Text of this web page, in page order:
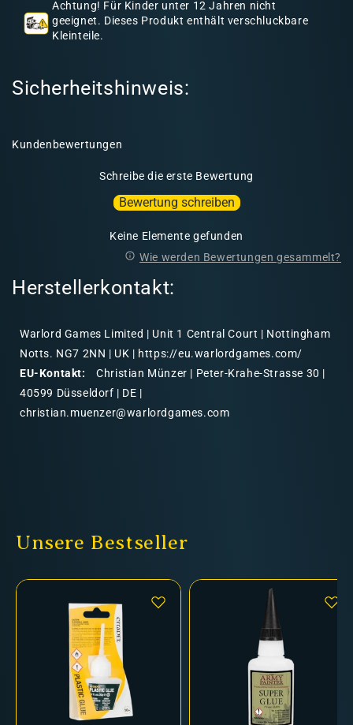
Achtung! Für Kinder unter 12 Jahren nicht
geeignet. Dieses Produkt enthält verschluckbare
Kleinteile.
Sicherheitshinweis:
Kundenbewertungen
Schreibe die erste Bewertung
Bewertung schreiben
Keine Elemente gefunden
Wie werden Bewertungen gesammelt?
Herstellerkontakt:
Warlord Games Limited | Unit 1 Central Court | Nottingham
Notts. NG7 2NN | UK | https://eu.warlordgames.com/
EU-Kontakt:
Christian Münzer | Peter-Krahe-Strasse 30 |
40599 Düsseldorf | DE |
christian.muenzer@warlordgames.com
Unsere Bestseller